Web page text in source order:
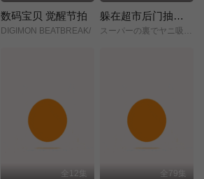
数码宝贝 觉醒节拍
DIGIMON BEATBREAK/
躲在超市后门抽烟的两人
スーパーの裏でヤニ吸うふたり/
全12集 全79集